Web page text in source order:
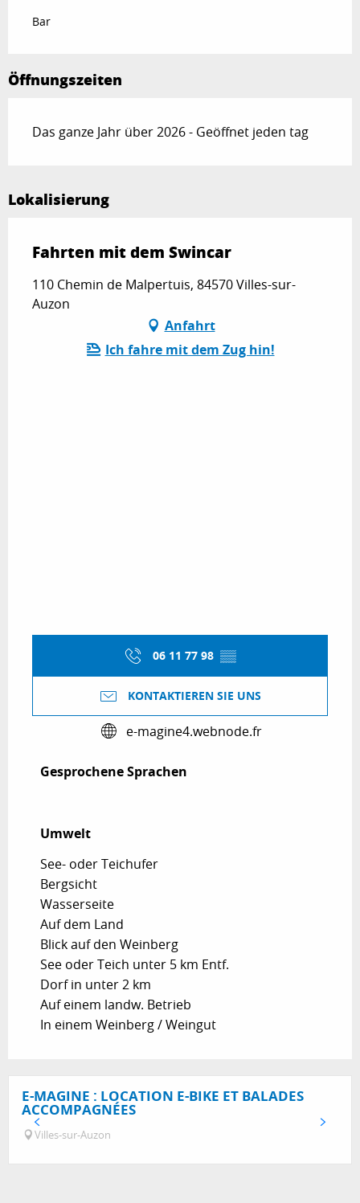
Bar
Öffnungszeiten
Das ganze Jahr über 2026 - Geöffnet jeden tag
Lokalisierung
Fahrten mit dem Swincar
110 Chemin de Malpertuis, 84570 Villes-sur-
Auzon
Anfahrt
Ich fahre mit dem Zug hin!
06 11 77 98 ▒▒
KONTAKTIEREN SIE UNS
e-magine4.webnode.fr
Gesprochene Sprachen
Gesprochene Sprachen
Umwelt
Umwelt
See- oder Teichufer
Bergsicht
Wasserseite
Auf dem Land
Blick auf den Weinberg
See oder Teich unter 5 km Entf.
Dorf in unter 2 km
Auf einem landw. Betrieb
In einem Weinberg / Weingut
E-MAGINE : LOCATION E-BIKE ET BALADES
ACCOMPAGNÉES
Villes-sur-Auzon